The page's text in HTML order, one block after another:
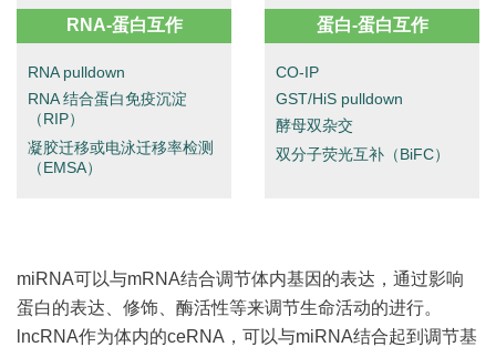
RNA-蛋⽩互作
RNA pulldown
RNA 结合蛋白免疫沉淀
（RIP）
凝胶迁移或电泳迁移率检测
（EMSA）
蛋⽩-蛋⽩互作
CO-IP
GST/HiS pulldown
酵母双杂交
双分子荧光互补（BiFC）
miRNA可以与mRNA结合调节体内基因的表达，通过影响
蛋⽩的表达、修饰、酶活性等来调节⽣命活动的进⾏。
lncRNA作为体内的ceRNA，可以与miRNA结合起到调节基